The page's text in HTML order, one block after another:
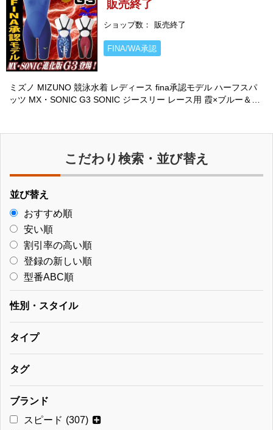
販売終了
ショップ数 販売終了
FINA/WA承認
ミズノ MIZUNO 競泳水着 レディース fina承認モデル ハーフスパ
ッツ MX・SONIC G3 SONIC ジースリー レース用 霞×ブルー＆
こだわり検索・並び替え
並び替え
おすすめ順
安い順
割引率の高い順
登録の新しい順
型番ABC順
性別・スタイル
タイプ
タグ
ブランド
スピード (307)